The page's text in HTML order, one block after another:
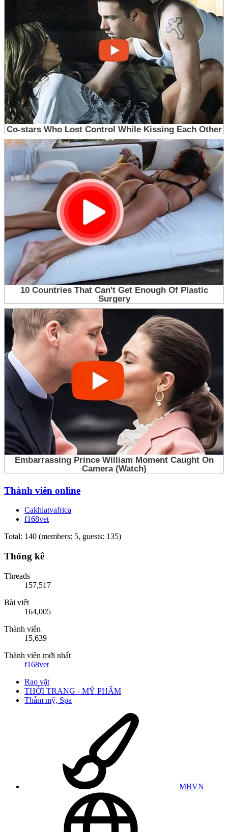
Thành viên online
Cakhiatvafrica
f168vet
Total: 140 (members: 5, guests: 135)
Thống kê
Threads
157,517
Bài viết
164,005
Thành viên
15,639
Thành viên mới nhất
f168vet
Rao vặt
THỜI TRANG - MỸ PHẨM
Thẫm mỹ, Spa
MBVN